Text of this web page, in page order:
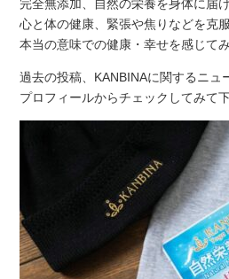
完全無添加、自然の栄養を身体に届
心と体の健康、緊張や焦りなどを克服
本当の意味での健康・幸せを感じて
過去の投稿、KANBINAに関するニュ
プロフィールからチェックしてみて下